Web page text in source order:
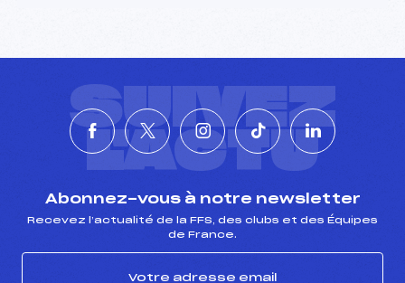
SUIVEZ
L'ACTU
Abonnez-vous à notre newsletter
Recevez l’actualité de la FFS, des clubs et des Équipes
de France.